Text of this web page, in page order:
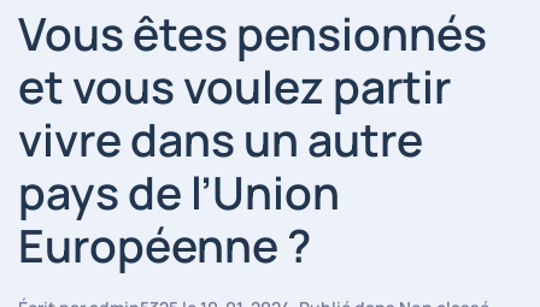
Vous êtes pensionnés
et vous voulez partir
vivre dans un autre
pays de l’Union
Européenne ?